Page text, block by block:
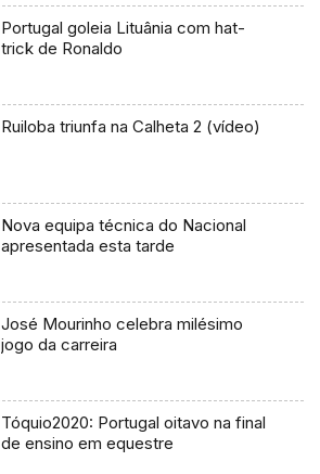
Portugal goleia Lituânia com hat-
trick de Ronaldo
Ruiloba triunfa na Calheta 2 (vídeo)
Nova equipa técnica do Nacional
apresentada esta tarde
José Mourinho celebra milésimo
jogo da carreira
Tóquio2020: Portugal oitavo na final
de ensino em equestre